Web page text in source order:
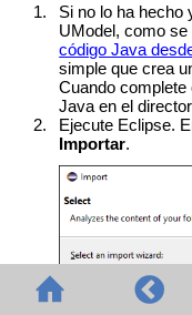
1.
Si no lo ha hecho
UModel, como
código Java
simple que crea
Cuando complete
Java en el
2.
Ejecute Eclipse.
Importar.